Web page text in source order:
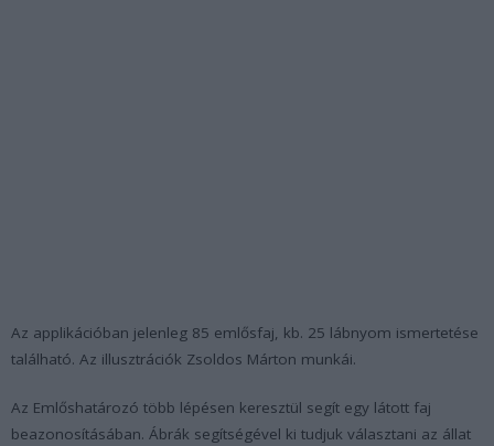
Az applikációban jelenleg 85 emlősfaj, kb. 25 lábnyom ismertetése
található. Az illusztrációk Zsoldos Márton munkái.
Az Emlőshatározó több lépésen keresztül segít egy látott faj
beazonosításában. Ábrák segítségével ki tudjuk választani az állat